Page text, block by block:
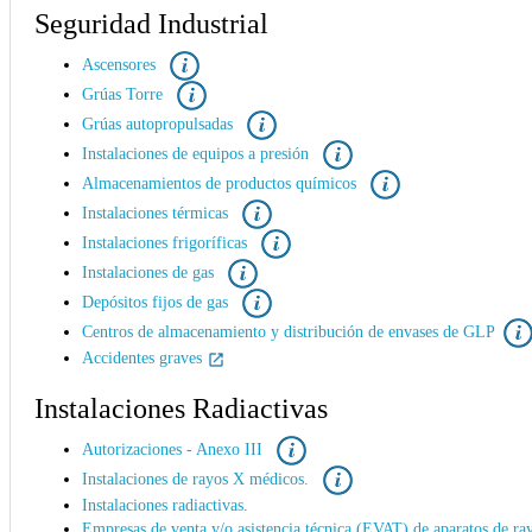
Seguridad Industrial
Ascensores
Grúas Torre
Grúas autopropulsadas
Instalaciones de equipos a presión
Almacenamientos de productos químicos
Instalaciones térmicas
Instalaciones frigoríficas
Instalaciones de gas
Depósitos fijos de gas
Centros de almacenamiento y distribución de envases de GLP
Accidentes graves
Instalaciones Radiactivas
Autorizaciones - Anexo III
Instalaciones de rayos X médicos.
Instalaciones radiactivas.
Empresas de venta y/o asistencia técnica (EVAT) de aparatos de